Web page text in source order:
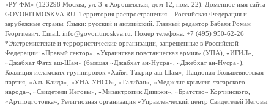
«РУ ФМ» (123298 Москва, ул. 3-я Хорошевская, дом 12, пом. 22). Доменное имя сайта
GOVORITMOSKVA.RU. Территория распространения – Российская Федерация и
зарубежные страны. Языки: русский и английский. Главный редактор Бабаян Роман
Георгиевич. Email: info@govoritmoskva.ru. Номер телефона: +7 (495) 950-62-26
*Экстремистские и террористические организации, запрещенные в Российской
Федерации: «Правый сектор», «Украинская повстанческая армия» (УПА), «ИГИЛ»,
«Джабхат Фатх аш-Шам» (бывшая «Джабхат ан-Нусра», «Джебхат ан-Нусра»),
Коалиция исламских группировок «Хайят Тахрир аш-Шам», Национал-Большевистская
партия, «Аль-Каида», «УНА-УНСО», «Талибан», «Меджлис крымско-татарского
народа», «Свидетели Иеговы», «Мизантропик Дивижн», «Братство» Корчинского,
«Артподготовка», Религиозная организация «Управленческий центр Свидетелей Иеговы